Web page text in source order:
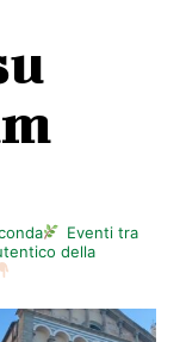
Eventi tra
della